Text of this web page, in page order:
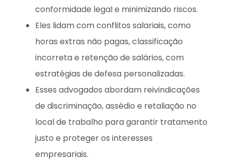
conformidade legal e minimizando riscos.
Eles lidam com conflitos salariais, como
horas extras não pagas, classificação
incorreta e retenção de salários, com
estratégias de defesa personalizadas.
Esses advogados abordam reivindicações
de discriminação, assédio e retaliação no
local de trabalho para garantir tratamento
justo e proteger os interesses
empresariais.